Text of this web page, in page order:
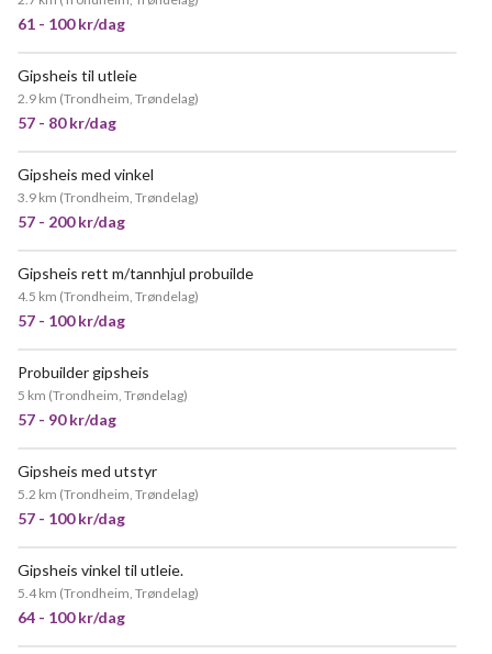
61 - 100 kr/dag
Gipsheis til utleie
2.9 km (Trondheim, Trøndelag)
57 - 80 kr/dag
Gipsheis med vinkel
3.9 km (Trondheim, Trøndelag)
57 - 200 kr/dag
Gipsheis rett m/tannhjul probuilde
4.5 km (Trondheim, Trøndelag)
57 - 100 kr/dag
Probuilder gipsheis
5 km (Trondheim, Trøndelag)
57 - 90 kr/dag
Gipsheis med utstyr
5.2 km (Trondheim, Trøndelag)
57 - 100 kr/dag
Gipsheis vinkel til utleie.
5.4 km (Trondheim, Trøndelag)
64 - 100 kr/dag